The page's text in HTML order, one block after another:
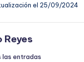
el 25/09/2024
Reyes
las entradas